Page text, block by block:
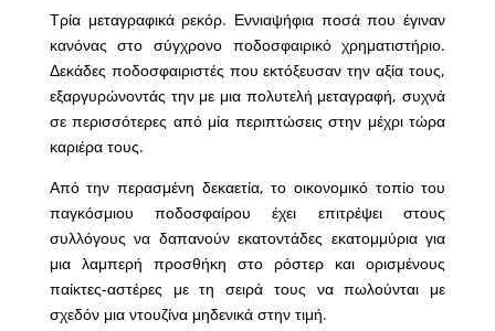
Τρία μεταγραφικά ρεκόρ. Εννιαψήφια ποσά που έγιναν
κανόνας στο σύγχρονο ποδοσφαιρικό χρηματιστήριο.
Δεκάδες ποδοσφαιριστές που εκτόξευσαν την αξία τους,
εξαργυρώνοντάς την με μια πολυτελή μεταγραφή, συχνά
σε περισσότερες από μία περιπτώσεις στην μέχρι τώρα
καριέρα τους.
Από την περασμένη δεκαετία, το οικονομικό τοπίο του
παγκόσμιου ποδοσφαίρου έχει επιτρέψει στους
συλλόγους να δαπανούν εκατοντάδες εκατομμύρια για
μια λαμπερή προσθήκη στο ρόστερ και ορισμένους
παίκτες-αστέρες με τη σειρά τους να πωλούνται με
σχεδόν μια ντουζίνα μηδενικά στην τιμή.